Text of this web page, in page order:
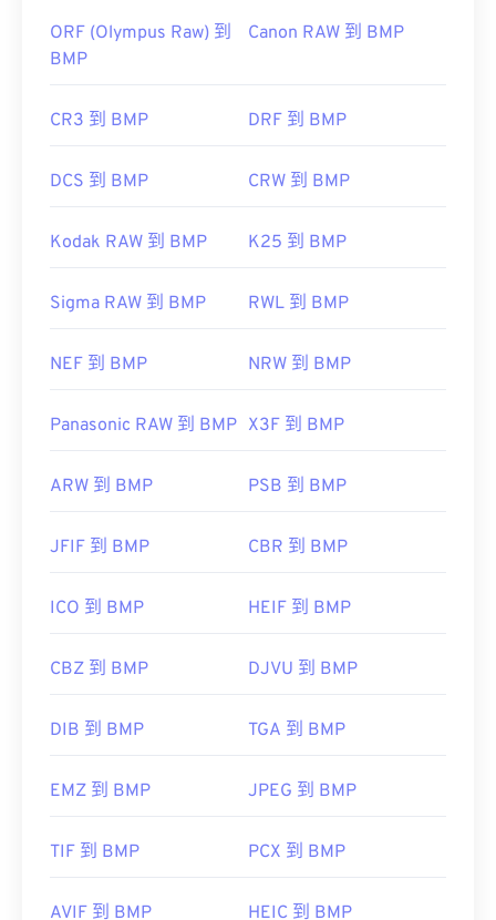
ORF (Olympus Raw) 到
BMP
Canon RAW 到 BMP
CR3 到 BMP DRF 到 BMP
DCS 到 BMP CRW 到 BMP
Kodak RAW 到 BMP K25 到 BMP
Sigma RAW 到 BMP RWL 到 BMP
NEF 到 BMP NRW 到 BMP
Panasonic RAW 到 BMP X3F 到 BMP
ARW 到 BMP PSB 到 BMP
JFIF 到 BMP CBR 到 BMP
ICO 到 BMP HEIF 到 BMP
CBZ 到 BMP DJVU 到 BMP
DIB 到 BMP TGA 到 BMP
EMZ 到 BMP JPEG 到 BMP
TIF 到 BMP PCX 到 BMP
AVIF 到 BMP HEIC 到 BMP